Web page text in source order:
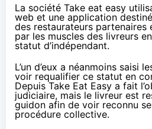
La société Take eat easy
web et une application
des restaurateurs partenaires
par les muscles des livreurs
statut d’indépendant.
L’un d’eux a néanmoins saisi
voir requalifier ce statut en
Depuis Take Eat Easy a fait
judiciaire, mais le livreur est
guidon afin de voir reconnu
procédure collective.